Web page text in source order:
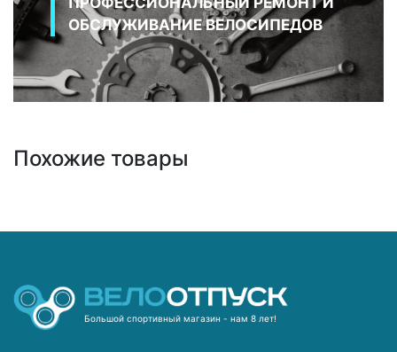
ОБСЛУЖИВАНИЕ ВЕЛОСИПЕДОВ
Похожие товары
Большой спортивный магазин - нам 8 лет!